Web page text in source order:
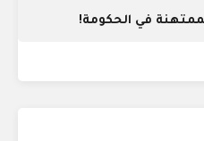
في الحكومة!